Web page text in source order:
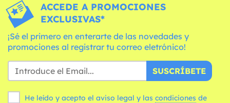
ACCEDE A PROMOCIONES
EXCLUSIVAS*
¡Sé el primero en enterarte de las novedades y
promociones al registrar tu correo eletrónico!
SUSCRÍBETE
He leído y acepto el aviso legal y las condiciones